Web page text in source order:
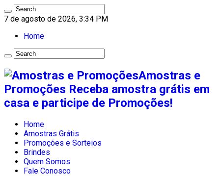
7 de agosto de 2026, 3:34 PM
Home
Amostras e
Promoções Receba amostra grátis em
casa e participe de Promoções!
Home
Amostras Grátis
Promoções e Sorteios
Brindes
Quem Somos
Fale Conosco